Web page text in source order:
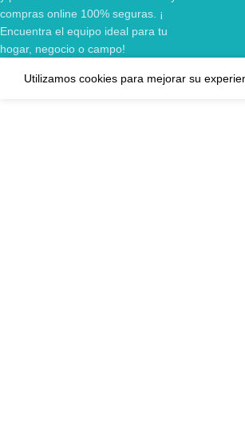
compras online 100% seguras. ¡
Encuentra el equipo ideal para tu
hogar, negocio o campo!
Utilizamos cookies para mejorar su